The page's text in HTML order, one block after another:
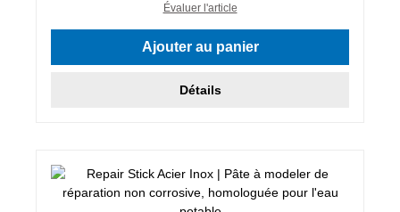
Évaluer l'article
Ajouter au panier
Détails